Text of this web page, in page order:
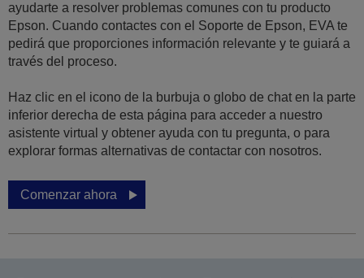
ayudarte a resolver problemas comunes con tu producto
Epson. Cuando contactes con el Soporte de Epson, EVA te
pedirá que proporciones información relevante y te guiará a
través del proceso.
Haz clic en el icono de la burbuja o globo de chat en la parte
inferior derecha de esta página para acceder a nuestro
asistente virtual y obtener ayuda con tu pregunta, o para
explorar formas alternativas de contactar con nosotros.
Comenzar ahora